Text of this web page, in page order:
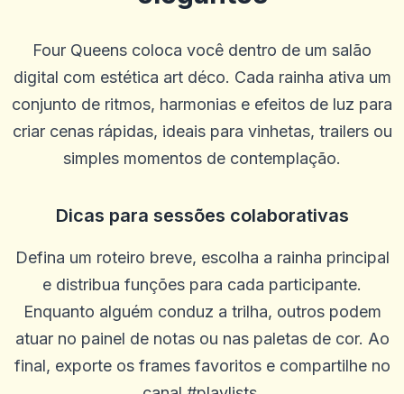
Four Queens coloca você dentro de um salão
digital com estética art déco. Cada rainha ativa um
conjunto de ritmos, harmonias e efeitos de luz para
criar cenas rápidas, ideais para vinhetas, trailers ou
simples momentos de contemplação.
Dicas para sessões colaborativas
Defina um roteiro breve, escolha a rainha principal
e distribua funções para cada participante.
Enquanto alguém conduz a trilha, outros podem
atuar no painel de notas ou nas paletas de cor. Ao
final, exporte os frames favoritos e compartilhe no
ron stuhr
Me dê meu dinheiro
0 0
W
Will
Ótimo atendimento ao cliente
0 0